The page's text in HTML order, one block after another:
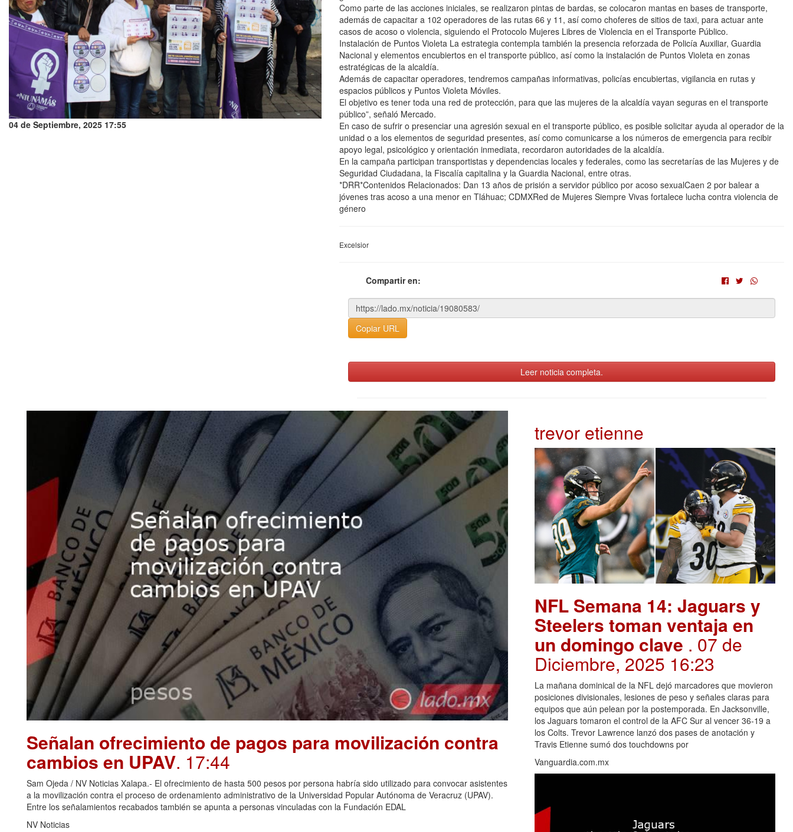
04 de Septiembre, 2025 17:55
Como parte de las acciones iniciales, se realizaron pintas de bardas, se colocaron mantas en bases de transporte,
además de capacitar a 102 operadores de las rutas 66 y 11, así como choferes de sitios de taxi, para actuar ante
casos de acoso o violencia, siguiendo el Protocolo Mujeres Libres de Violencia en el Transporte Público.
Instalación de Puntos Violeta La estrategia contempla también la presencia reforzada de Policía Auxiliar, Guardia
Nacional y elementos encubiertos en el transporte público, así como la instalación de Puntos Violeta en zonas
estratégicas de la alcaldía.
Además de capacitar operadores, tendremos campañas informativas, policías encubiertas, vigilancia en rutas y
espacios públicos y Puntos Violeta Móviles.
El objetivo es tener toda una red de protección, para que las mujeres de la alcaldía vayan seguras en el transporte
público”, señaló Mercado.
En caso de sufrir o presenciar una agresión sexual en el transporte público, es posible solicitar ayuda al operador de la
unidad o a los elementos de seguridad presentes, así como comunicarse a los números de emergencia para recibir
apoyo legal, psicológico y orientación inmediata, recordaron autoridades de la alcaldía.
En la campaña participan transportistas y dependencias locales y federales, como las secretarías de las Mujeres y de
Seguridad Ciudadana, la Fiscalía capitalina y la Guardia Nacional, entre otras.
*DRR*Contenidos Relacionados: Dan 13 años de prisión a servidor público por acoso sexualCaen 2 por balear a
jóvenes tras acoso a una menor en Tláhuac; CDMXRed de Mujeres Siempre Vivas fortalece lucha contra violencia de
género
Excelsior
Compartir en:
Copiar URL
Leer noticia completa.
Señalan ofrecimiento de pagos para movilización contra
cambios en UPAV. 17:44
Sam Ojeda / NV Noticias Xalapa.- El ofrecimiento de hasta 500 pesos por persona habría sido utilizado para convocar asistentes
a la movilización contra el proceso de ordenamiento administrativo de la Universidad Popular Autónoma de Veracruz (UPAV).
Entre los señalamientos recabados también se apunta a personas vinculadas con la Fundación EDAL
NV Noticias
trevor etienne
NFL Semana 14: Jaguars y
Steelers toman ventaja en
un domingo clave . 07 de
Diciembre, 2025 16:23
La mañana dominical de la NFL dejó marcadores que movieron
posiciones divisionales, lesiones de peso y señales claras para
equipos que aún pelean por la postemporada. En Jacksonville,
los Jaguars tomaron el control de la AFC Sur al vencer 36-19 a
los Colts. Trevor Lawrence lanzó dos pases de anotación y
Travis Etienne sumó dos touchdowns por
Vanguardia.com.mx